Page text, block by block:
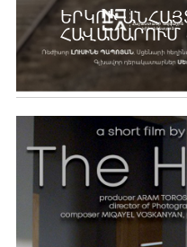
ԵՐԿՈՒ
ՀԱՎԱՍԱՐՈՒՄ
Ավելին …